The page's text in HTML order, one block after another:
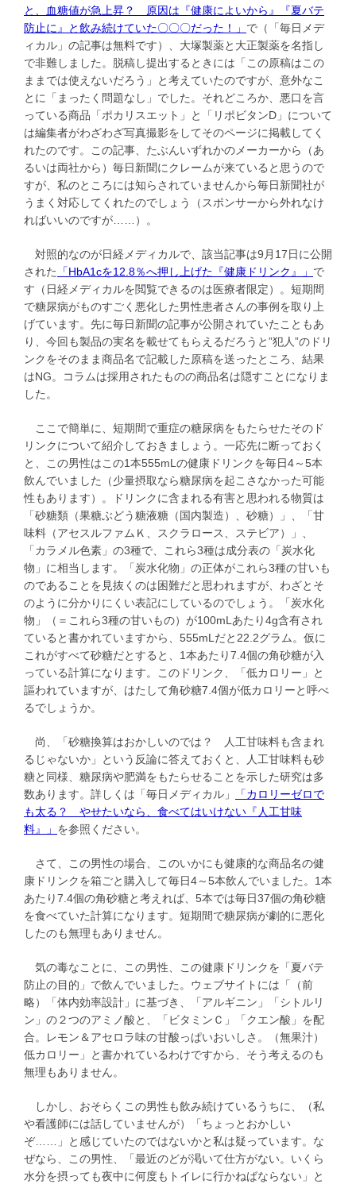
と、血糖値が急上昇？ 原因は『健康によいから』『夏バテ
防止に』と飲み続けていた〇〇〇だった！」 で（「毎日メデ
ィカル」の記事は無料です）、大塚製薬と大正製薬を名指し
で非難しました。脱稿し提出するときには「この原稿はこの
ままでは使えないだろう」と考えていたのですが、意外なこ
とに「まったく問題なし」でした。それどころか、悪口を言
っている商品「ポカリスエット」と「リポビタンD」について
は編集者がわざわざ写真撮影をしてそのページに掲載してく
れたのです。この記事、たぶんいずれかのメーカーから（あ
るいは両社から）毎日新聞にクレームが来ていると思うので
すが、私のところには知らされていませんから毎日新聞社が
うまく対応してくれたのでしょう（スポンサーから外れなけ
ればいいのですが……）。
対照的なのが日経メディカルで、該当記事は9月17日に公開
された
「HbA1cを12.8％へ押し上げた『健康ドリンク』」 で
す（日経メディカルを閲覧できるのは医療者限定）。短期間
で糖尿病がものすごく悪化した男性患者さんの事例を取り上
げています。先に毎日新聞の記事が公開されていたこともあ
り、今回も製品の実名を載せてもらえるだろうと”犯人”のドリ
ンクをそのまま商品名で記載した原稿を送ったところ、結果
はNG。コラムは採用されたものの商品名は隠すことになりま
した。
ここで簡単に、短期間で重症の糖尿病をもたらせたそのド
リンクについて紹介しておきましょう。一応先に断っておく
と、この男性はこの1本555mLの健康ドリンクを毎日4～5本
飲んでいました（少量摂取なら糖尿病を起こさなかった可能
性もあります）。ドリンクに含まれる有害と思われる物質は
「砂糖類（果糖ぶどう糖液糖（国内製造）、砂糖）」、「甘
味料（アセスルファムＫ、スクラロース、ステビア）」、
「カラメル色素」の3種で、これら3種は成分表の「炭水化
物」に相当します。「炭水化物」の正体がこれら3種の甘いも
のであることを見抜くのは困難だと思われますが、わざとそ
のように分かりにくい表記にしているのでしょう。「炭水化
物」（＝これら3種の甘いもの）が100mLあたり4g含有され
ていると書かれていますから、555mLだと22.2グラム。仮に
これがすべて砂糖だとすると、1本あたり7.4個の角砂糖が入
っている計算になります。このドリンク、「低カロリー」と
謳われていますが、はたして角砂糖7.4個が低カロリーと呼べ
るでしょうか。
尚、「砂糖換算はおかしいのでは？ 人工甘味料も含まれ
るじゃないか」という反論に答えておくと、人工甘味料も砂
糖と同様、糖尿病や肥満をもたらせることを示した研究は多
数あります。詳しくは「毎日メディカル」
「カロリーゼロで
も太る？ やせたいなら、食べてはいけない『人工甘味
料』」 を参照ください。
さて、この男性の場合、このいかにも健康的な商品名の健
康ドリンクを箱ごと購入して毎日4～5本飲んでいました。1本
あたり7.4個の角砂糖と考えれば、5本では毎日37個の角砂糖
を食べていた計算になります。短期間で糖尿病が劇的に悪化
したのも無理もありません。
気の毒なことに、この男性、この健康ドリンクを「夏バテ
防止の目的」で飲んでいました。ウェブサイトには「（前
略）「体内効率設計」に基づき、「アルギニン」「シトルリ
ン」の２つのアミノ酸と、「ビタミンＣ」「クエン酸」を配
合。レモン＆アセロラ味の甘酸っぱいおいしさ。（無果汁）
低カロリー」と書かれているわけですから、そう考えるのも
無理もありません。
しかし、おそらくこの男性も飲み続けているうちに、（私
や看護師には話していませんが）「ちょっとおかしい
ぞ……」と感じていたのではないかと私は疑っています。な
ぜなら、この男性、「最近のどが渇いて仕方がない。いくら
水分を摂っても夜中に何度もトイレに行かねばならない」と